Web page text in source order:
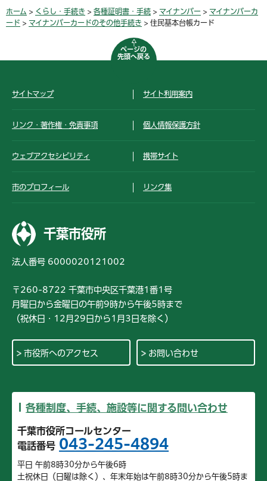
ホーム > くらし・手続き > 各種証明書・手続 > マイナンバー > マイナンバーカ
ード > マイナンバーカードのその他手続き > 住民基本台帳カード
ページの
先頭へ戻る
サイトマップ サイト利用案内
リンク・著作権・免責事項 個人情報保護方針
ウェブアクセシビリティ 携帯サイト
市のプロフィール リンク集
千葉市役所
法人番号 6000020121002
〒260-8722 千葉市中央区千葉港1番1号
月曜日から金曜日の午前9時から午後5時まで
（祝休日・12月29日から1月3日を除く）
市役所へのアクセス お問い合わせ
各種制度、手続、施設等に関する問い合わせ
千葉市役所コールセンター
電話番号 043-245-4894
平日 午前8時30分から午後6時
土祝休日（日曜は除く）、年末年始は午前8時30分から午後5時ま